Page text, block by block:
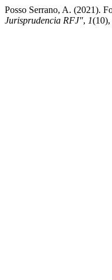
Posso Serrano, A. (2021).
Jurisprudencia RFJ", 1